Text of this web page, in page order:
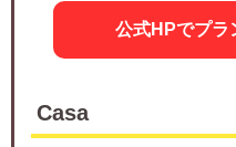
公式HPでプラ
Casa